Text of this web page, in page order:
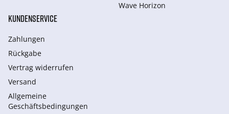
Wave Horizon
KUNDENSERVICE
Zahlungen
Rückgabe
Vertrag widerrufen
Versand
Allgemeine
Geschäftsbedingungen